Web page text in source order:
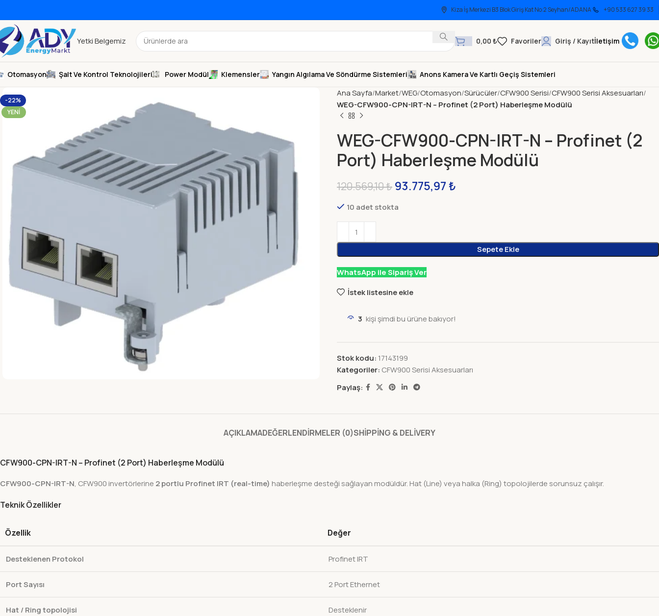
Kiza İş Merkezi B3 Blok Giriş Kat No:2 Seyhan/ADANA +90 533 627 39 33
Yetki Belgemiz 0,00 ₺ Giriş / Kayıtİletişim
Otomasyon Şalt Ve Kontrol Teknolojileri Power Modül Klemensler Yangın Algılama Ve Söndürme Sistemleri Anons Kamera Ve Kartlı Geçiş Sistemleri
-22%
YENI
Ana Sayfa Market WEG Otomasyon Sürücüler CFW900 Serisi CFW900 Serisi Aksesuarları
WEG-CFW900-CPN-IRT-N – Profinet (2 Port) Haberleşme Modülü
WEG-CFW900-CPN-IRT-N – Profinet (2
Port) Haberleşme Modülü
120.569,10₺ 93.775,97 ₺
10 adet stokta
Sepete Ekle
WhatsApp ile Sipariş Ver
İstek listesine ekle
3 kişi şimdi bu ürüne bakıyor!
Stok kodu: 17143199
Kategoriler: CFW900 Serisi Aksesuarları
Paylaş:
AÇIKLAMADEĞERLENDIRMELER (0)SHIPPING & DELIVERY
CFW900-CPN-IRT-N – Profinet (2 Port) Haberleşme Modülü
CFW900-CPN-IRT-N, CFW900 invertörlerine 2 portlu Profinet IRT (real-time) haberleşme desteği sağlayan modüldür. Hat (Line) veya halka (Ring) topolojilerde sorunsuz çalışır.
Teknik Özellikler
Özellik Değer
Desteklenen Protokol Profinet IRT
Port Sayısı 2 Port Ethernet
Hat / Ring topolojisi Desteklenir